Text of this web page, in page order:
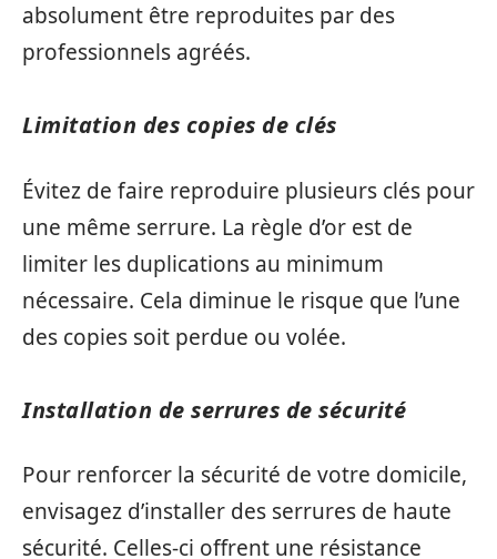
absolument être reproduites par des
professionnels agréés.
Limitation des copies de clés
Évitez de faire reproduire plusieurs clés pour
une même serrure. La règle d’or est de
limiter les duplications au minimum
nécessaire. Cela diminue le risque que l’une
des copies soit perdue ou volée.
Installation de serrures de sécurité
Pour renforcer la sécurité de votre domicile,
envisagez d’installer des serrures de haute
sécurité. Celles-ci offrent une résistance